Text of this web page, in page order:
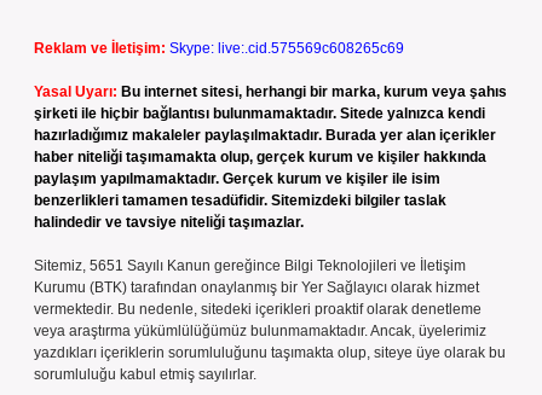
Reklam ve İletişim: Skype: live:.cid.575569c608265c69
Yasal Uyarı: Bu internet sitesi, herhangi bir marka, kurum veya şahıs
şirketi ile hiçbir bağlantısı bulunmamaktadır. Sitede yalnızca kendi
hazırladığımız makaleler paylaşılmaktadır. Burada yer alan içerikler
haber niteliği taşımamakta olup, gerçek kurum ve kişiler hakkında
paylaşım yapılmamaktadır. Gerçek kurum ve kişiler ile isim
benzerlikleri tamamen tesadüfidir. Sitemizdeki bilgiler taslak
halindedir ve tavsiye niteliği taşımazlar.
Sitemiz, 5651 Sayılı Kanun gereğince Bilgi Teknolojileri ve İletişim
Kurumu (BTK) tarafından onaylanmış bir Yer Sağlayıcı olarak hizmet
vermektedir. Bu nedenle, sitedeki içerikleri proaktif olarak denetleme
veya araştırma yükümlülüğümüz bulunmamaktadır. Ancak, üyelerimiz
yazdıkları içeriklerin sorumluluğunu taşımakta olup, siteye üye olarak bu
sorumluluğu kabul etmiş sayılırlar.